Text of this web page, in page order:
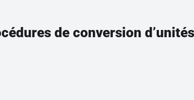
de conversion d’unités